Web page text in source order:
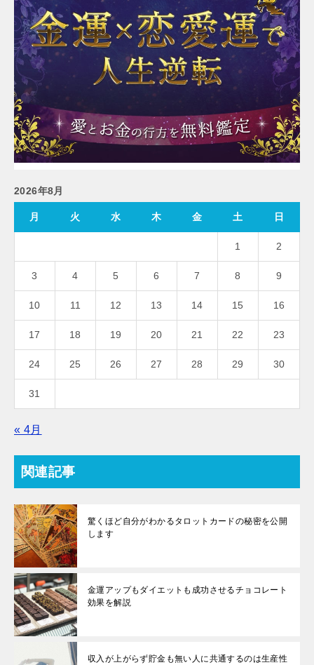
2026年8月
月 火 水 木 金 土 日
1 2
3 4 5 6 7 8 9
10 11 12 13 14 15 16
17 18 19 20 21 22 23
24 25 26 27 28 29 30
31
« 4月
関連記事
驚くほど自分がわかるタロットカードの秘密を公開
します
金運アップもダイエットも成功させるチョコレート
効果を解説
収入が上がらず貯金も無い人に共通するのは生産性